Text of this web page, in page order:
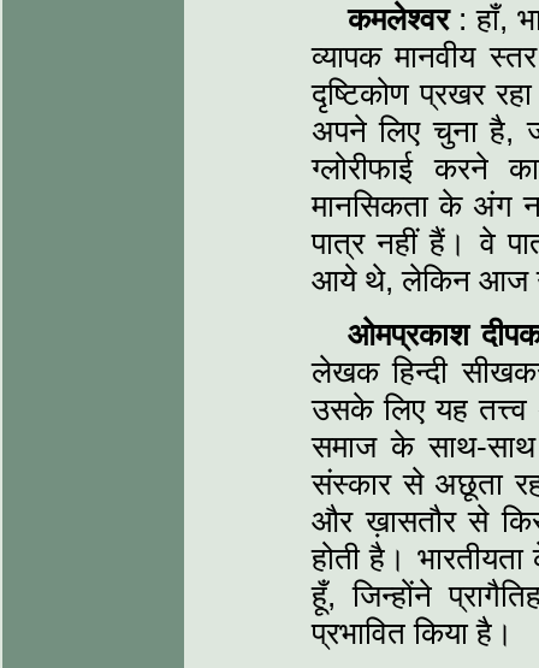
कमलेश्वर : हाँ,
व्यापक मानवीय
दृष्टिकोण प्रखर
अपने लिए चुना है,
ग्लोरीफाई करने
मानसिकता के अंग
पात्र नहीं हैं। वे
आये थे, लेकिन आज
ओमप्रकाश
लेखक हिन्दी
उसके लिए यह तत्त्व
समाज के साथ-साथ
संस्कार से अछूता
और ख़ासतौर से
होती है।
हूँ, जिन्होंने
प्रभावित किया है।